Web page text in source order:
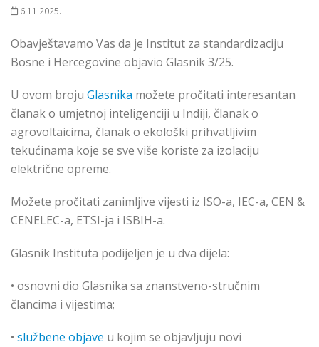
6.11.2025.
Obavještavamo Vas da je Institut za standardizaciju
Bosne i Hercegovine objavio Glasnik 3/25.
U ovom broju Glasnika možete pročitati interesantan
članak o umjetnoj inteligenciji u Indiji, članak o
agrovoltaicima, članak o ekološki prihvatljivim
tekućinama koje se sve više koriste za izolaciju
električne opreme.
Možete pročitati zanimljive vijesti iz ISO-a, IEC-a, CEN &
CENELEC-a, ETSI-ja i ISBIH-a.
Glasnik Instituta podijeljen je u dva dijela:
• osnovni dio Glasnika sa znanstveno-stručnim
člancima i vijestima;
• službene objave u kojim se objavljuju novi